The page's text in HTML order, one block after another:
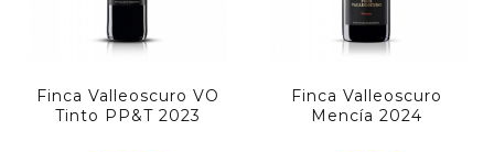
Finca Valleoscuro VO
Tinto PP&T 2023
Finca Valleoscuro
Mencía 2024